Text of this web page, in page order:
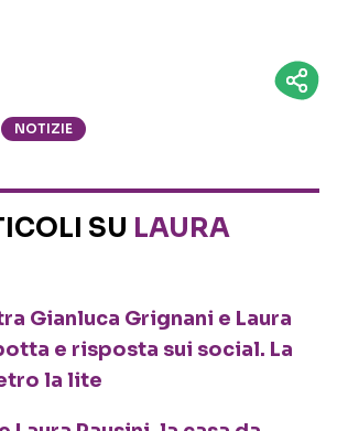
NOTIZIE
SU LAURA
Gianluca Grignani e Laura
e risposta sui social. La
la lite